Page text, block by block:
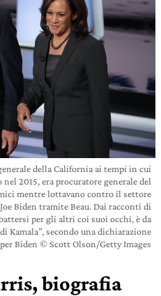
della California ai tempi in cui
nel 2015, era procuratore generale del
mentre lottavano contro il settore
Biden tramite Beau. Dai racconti di
per gli altri coi suoi occhi, è da
Kamala”, secondo una dichiarazione
Biden © Scott Olson/Getty Images
biografia